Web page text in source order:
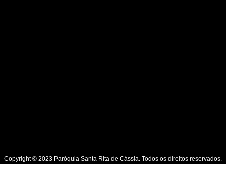
Copyright © 2023 Paróquia Santa Rita de Cássia. Todos os direitos reservados.